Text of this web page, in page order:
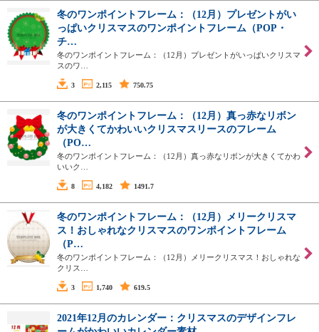
冬のワンポイントフレーム：（12月）プレゼントがい
っぱいクリスマスのワンポイントフレーム（POP・
チ…
冬のワンポイントフレーム：（12月）プレゼントがいっぱいクリスマ
スのワ…
3 2,115 750.75
冬のワンポイントフレーム：（12月）真っ赤なリボン
が大きくてかわいいクリスマスリースのフレーム
（PO…
冬のワンポイントフレーム：（12月）真っ赤なリボンが大きくてかわ
いいク…
8 4,182 1491.7
冬のワンポイントフレーム：（12月）メリークリスマ
ス！おしゃれなクリスマスのワンポイントフレーム
（P…
冬のワンポイントフレーム：（12月）メリークリスマス！おしゃれな
クリス…
3 1,740 619.5
2021年12月のカレンダー：クリスマスのデザインフレ